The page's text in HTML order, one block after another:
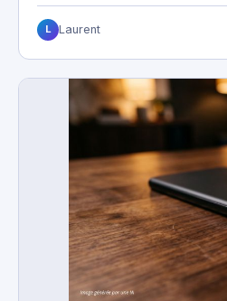
L Laurent